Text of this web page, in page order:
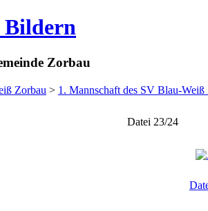
Zorbau
Zorbau > 1. Mannschaft des SV Blau-Weiß
Datei 23/24